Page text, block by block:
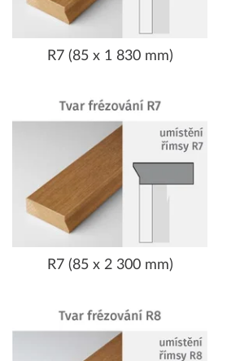
R7 (85 x 1 830 mm)
R7 (85 x 2 300 mm)